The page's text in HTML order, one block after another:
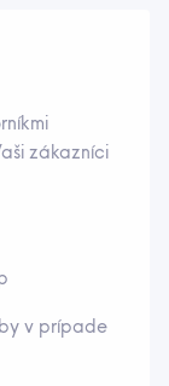
zákazníci
v prípade